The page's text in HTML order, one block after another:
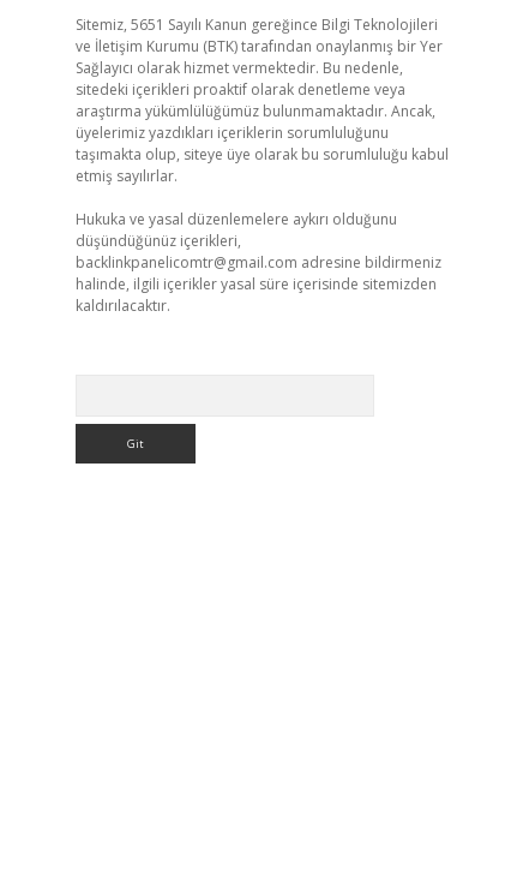
Sitemiz, 5651 Sayılı Kanun gereğince Bilgi Teknolojileri
ve İletişim Kurumu (BTK) tarafından onaylanmış bir Yer
Sağlayıcı olarak hizmet vermektedir. Bu nedenle,
sitedeki içerikleri proaktif olarak denetleme veya
araştırma yükümlülüğümüz bulunmamaktadır. Ancak,
üyelerimiz yazdıkları içeriklerin sorumluluğunu
taşımakta olup, siteye üye olarak bu sorumluluğu kabul
etmiş sayılırlar.
Hukuka ve yasal düzenlemelere aykırı olduğunu
düşündüğünüz içerikleri,
backlinkpanelicomtr@gmail.com adresine bildirmeniz
halinde, ilgili içerikler yasal süre içerisinde sitemizden
kaldırılacaktır.